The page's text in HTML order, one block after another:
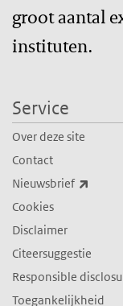
groot aantal
instituten.
Service
Over deze site
Contact
Nieuwsbrief
Cookies
Disclaimer
Citeersuggestie
Responsible
Toegankelijkheid